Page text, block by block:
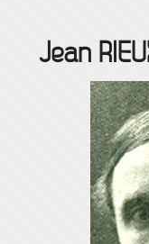
Jean